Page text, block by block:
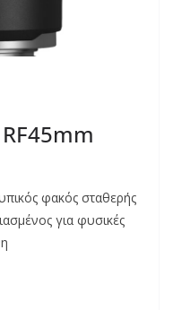
φακός σταθερής
για φυσικές